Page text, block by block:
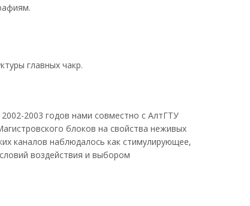
главных чакр.
2003 годов нами совместно с АлтГТУ
блоков на свойства неживых
каналов наблюдалось как стимулирующее,
воздействия и выбором